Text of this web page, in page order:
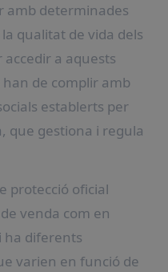
amb determinades
qualitat de vida dels
a aquests
de complir amb
establerts per
que gestiona i regula
protecció oficial
venda com en
ha diferents
varien en funció de